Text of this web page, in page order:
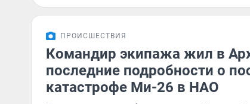
ПРОИСШЕСТВИЯ
Командир экипажа жил в
последние подробности о
катастрофе Ми-26 в НАО